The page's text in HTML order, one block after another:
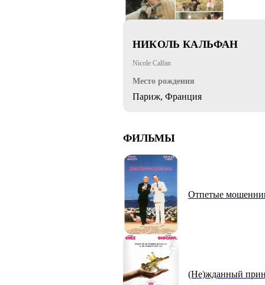
НИКОЛЬ КАЛЬФАН
Nicole Calfan
Место рождения
Париж, Франция
ФИЛЬМЫ
Отпетые
(Не)жданный